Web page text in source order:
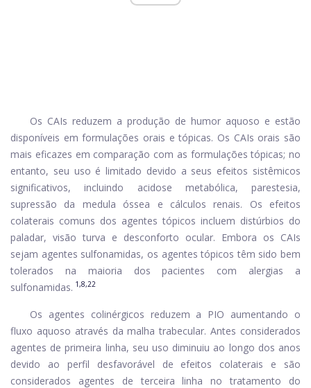
Os CAIs reduzem a produção de humor aquoso e estão
disponíveis em formulações orais e tópicas. Os CAIs orais são
mais eficazes em comparação com as formulações tópicas; no
entanto, seu uso é limitado devido a seus efeitos sistêmicos
significativos, incluindo acidose metabólica, parestesia,
supressão da medula óssea e cálculos renais. Os efeitos
colaterais comuns dos agentes tópicos incluem distúrbios do
paladar, visão turva e desconforto ocular. Embora os CAIs
sejam agentes sulfonamidas, os agentes tópicos têm sido bem
tolerados na maioria dos pacientes com alergias a
sulfonamidas. 1,8,22
Os agentes colinérgicos reduzem a PIO aumentando o
fluxo aquoso através da malha trabecular. Antes considerados
agentes de primeira linha, seu uso diminuiu ao longo dos anos
devido ao perfil desfavorável de efeitos colaterais e são
considerados agentes de terceira linha no tratamento do